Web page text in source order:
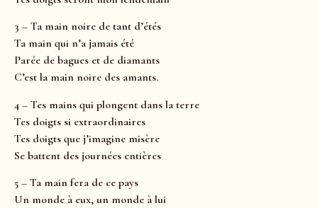
3 – Ta main noire de tant d’étés
Ta main qui n’a jamais été
Parée de bagues et de diamants
C’est la main noire des amants.
4 – Tes mains qui plongent dans la terre
Tes doigts si extraordinaires
Tes doigts que j’imagine misère
Se battent des journées entières
5 – Ta main fera de ce pays
Un monde à eux, un monde à lui